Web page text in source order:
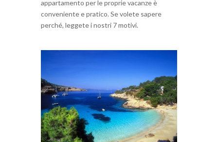
appartamento per le proprie vacanze è
conveniente e pratico. Se volete sapere
perché, leggete i nostri 7 motivi.